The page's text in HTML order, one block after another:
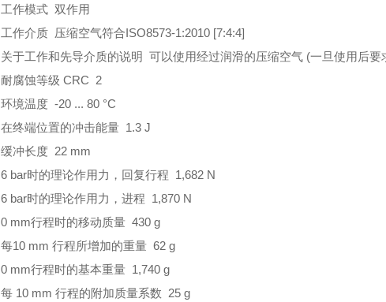
工作模式 双作用
工作介质 压缩空气符合ISO8573-1:2010 [7:4:4]
关于工作和先导介质的说明 可以使用经过润滑的压缩空气 (一旦使用后
耐腐蚀等级 CRC 2
环境温度 -20 ... 80 °C
在终端位置的冲击能量 1.3 J
缓冲长度 22 mm
6 bar时的理论作用力，回复行程 1,682 N
6 bar时的理论作用力，进程 1,870 N
0 mm行程时的移动质量 430 g
每10 mm 行程所增加的重量 62 g
0 mm行程时的基本重量 1,740 g
每 10 mm 行程的附加质量系数 25 g